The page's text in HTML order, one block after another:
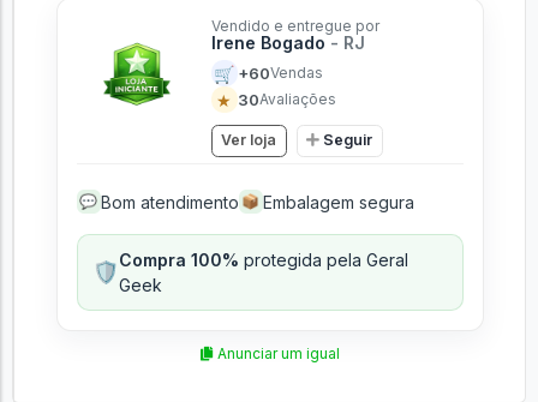
Vendido e entregue por
Irene Bogado - RJ
🛒 +60Vendas
★ 30Avaliações
Ver loja Seguir
💬 Bom atendimento 📦 Embalagem segura
🛡️Compra 100% protegida pela Geral
Geek
Anunciar um igual